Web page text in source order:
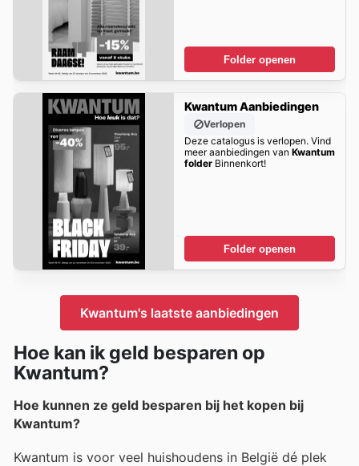
Folder openen
Kwantum Aanbiedingen
Verlopen
Deze catalogus is verlopen. Vind
meer aanbiedingen van Kwantum
folderBinnenkort!
Folder openen
Kwantum's laatste aanbiedingen
Hoe kan ik geld besparen op
Kwantum?
Hoe kunnen ze geld besparen bij het kopen bij
Kwantum?
Kwantum is voor veel huishoudens in België dé plek